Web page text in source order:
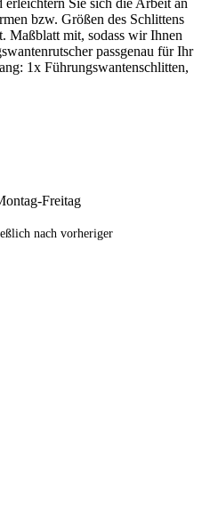
erleichtern Sie sich die Arbeit an
bzw. Größen des Schlittens
Maßblatt mit, sodass wir Ihnen
passgenau für Ihr
1x Führungswantenschlitten,
Freitag
nach vorheriger